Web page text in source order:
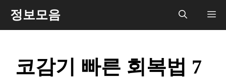
정보모음 메
코감기 빠른 회복법 7